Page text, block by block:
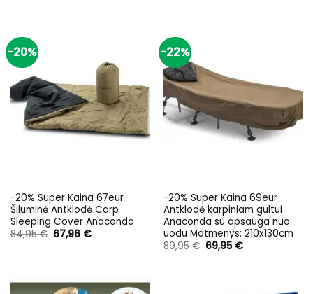
-20%
-20% Super Kaina 67eur
Šiluminė Antklodė Carp
Sleeping Cover Anaconda
84,95€ Original
price
67,96 €Current
-22%
-20% Super Kaina 69eur
Antklodė karpiniam gultui
Anaconda su apsauga nuo
uodu Matmenys: 210x130cm
89,95€ Original
price
69,95 €Current